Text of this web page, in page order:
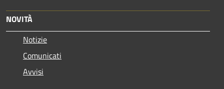
NOVITÀ
Notizie
Comunicati
Avvisi